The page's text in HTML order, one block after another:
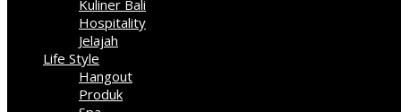
Kuliner Bali
Hospitality
Jelajah
Life Style
Hangout
Produk